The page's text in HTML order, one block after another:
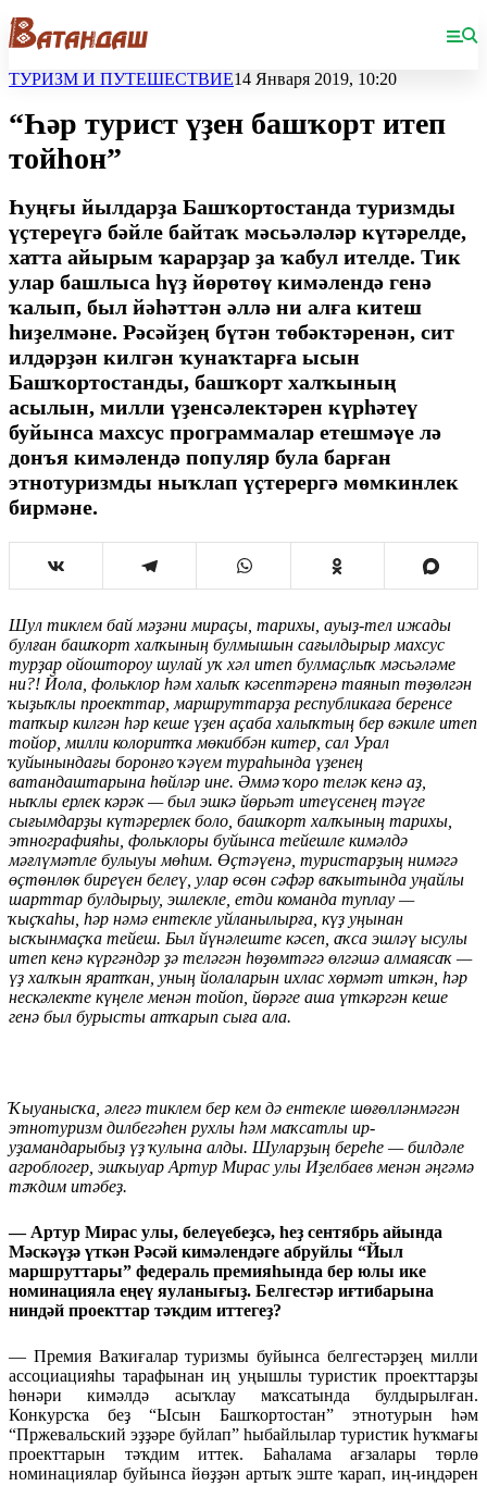
ТУРИЗМ И ПУТЕШЕСТВИЕ14 Января 2019, 10:20
“Һәр турист үҙен башҡорт итеп
тойһон”
Һуңғы йылдарҙа Башҡортостанда туризмды
үҫтереүгә бәйле байтаҡ мәсьәләләр күтәрелде,
хатта айырым ҡарарҙар ҙа ҡабул ителде. Тик
улар башлыса һүҙ йөрөтөү кимәлендә генә
ҡалып, был йәһәттән әллә ни алға китеш
һиҙелмәне. Рәсәйҙең бүтән төбәктәренән, сит
илдәрҙән килгән ҡунаҡтарға ысын
Башҡортостанды, башҡорт халҡының
асылын, милли үҙенсәлектәрен күрһәтеү
буйынса махсус программалар етешмәүе лә
донъя кимәлендә популяр була барған
этнотуризмды ныҡлап үҫтерергә мөмкинлек
бирмәне.
Шул тиклем бай мәҙәни мираҫы, тарихы, ауыҙ-тел ижады
булған башҡорт халҡының булмышын сағылдырыр махсус
турҙар ойоштороу шулай уҡ хәл итеп булмаҫлыҡ мәсьәләме
ни?! Йола, фольклор һәм халыҡ кәсептәренә таянып төҙөлгән
ҡыҙыҡлы проекттар, маршруттарҙа республикаға беренсе
тапҡыр килгән һәр кеше үҙен аҫаба халыҡтың бер вәкиле итеп
тойор, милли колоритҡа мөкиббән китер, сал Урал
ҡуйынындағы боронғо ҡәүем тураһында үҙенең
ватандаштарына һөйләр ине. Әммә ҡоро теләк кенә аҙ,
ныҡлы ерлек кәрәк — был эшкә йөрьәт итеүсенең тәүге
сығымдарҙы күтәрерлек боло, башҡорт халҡының тарихы,
этнографияһы, фольклоры буйынса тейешле кимәлдә
мәғлүмәтле булыуы мөһим. Өҫтәүенә, туристарҙың нимәгә
өҫтөнлөк биреүен белеү, улар өсөн сәфәр ваҡытында уңайлы
шарттар булдырыу, эшлекле, етди команда туплау —
ҡыҫҡаһы, һәр нәмә ентекле уйланылырға, күҙ уңынан
ысҡынмаҫҡа тейеш. Был йүнәлеште кәсеп, аҡса эшләү ысулы
итеп кенә күргәндәр ҙә теләгән һөҙөмтәгә өлгәшә алмаясаҡ —
үҙ халҡын яратҡан, уның йолаларын ихлас хөрмәт иткән, һәр
нескәлекте күңеле менән тойоп, йөрәге аша үткәргән кеше
генә был бурысты атҡарып сыға ала.
Ҡыуанысҡа, әлегә тиклем бер кем дә ентекле шөғөлләнмәгән
этнотуризм дилбегәһен рухлы һәм маҡсатлы ир-
уҙамандарыбыҙ үҙ ҡулына алды. Шуларҙың береһе — билдәле
агроблогер, эшҡыуар Артур Мирас улы Иҙелбаев менән әңгәмә
тәҡдим итәбеҙ.
— Артур Мирас улы, белеүебеҙсә, һеҙ сентябрь айында
Мәскәүҙә үткән Рәсәй кимәлендәге абруйлы “Йыл
маршруттары” федераль премияһында бер юлы ике
номинацияла еңеү яуланығыҙ. Белгестәр иғтибарына
ниндәй проекттар тәҡдим иттегеҙ?
— Премия Ваҡиғалар туризмы буйынса белгестәрҙең милли
ассоциацияһы тарафынан иң уңышлы туристик проекттарҙы
һөнәри кимәлдә асыҡлау маҡсатында булдырылған.
Конкурсҡа беҙ “Ысын Башҡортостан” этнотурын һәм
“Пржевальский эҙҙәре буйлап” һыбайлылар туристик һуҡмағы
проекттарын тәҡдим иттек. Баһалама ағзалары төрлө
номинациялар буйынса йөҙҙән артыҡ эште ҡарап, иң-иңдәрен